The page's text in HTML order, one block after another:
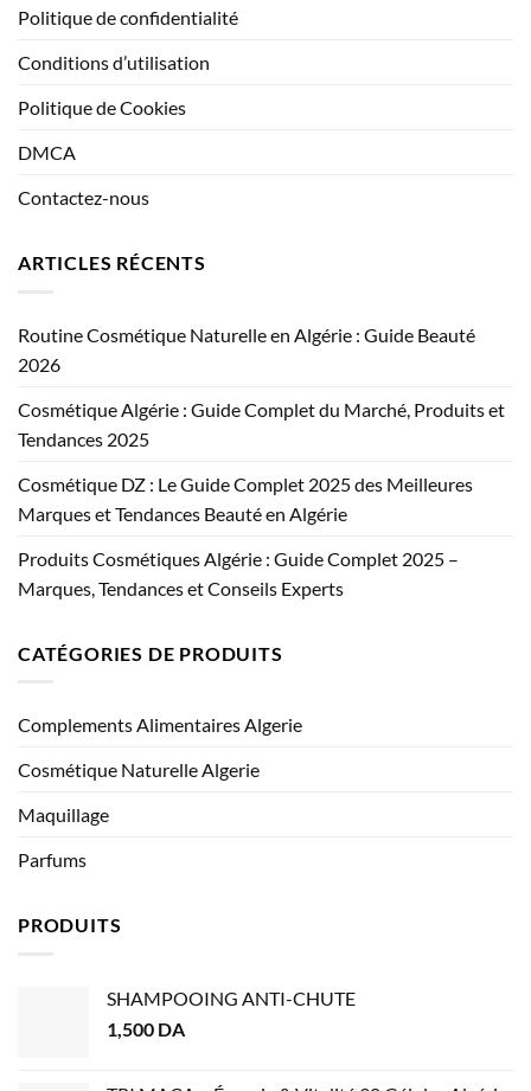
Politique de confidentialité
Conditions d’utilisation
Politique de Cookies
DMCA
Contactez-nous
ARTICLES RÉCENTS
Routine Cosmétique Naturelle en Algérie : Guide Beauté
2026
Cosmétique Algérie : Guide Complet du Marché, Produits et
Tendances 2025
Cosmétique DZ : Le Guide Complet 2025 des Meilleures
Marques et Tendances Beauté en Algérie
Produits Cosmétiques Algérie : Guide Complet 2025 –
Marques, Tendances et Conseils Experts
CATÉGORIES DE PRODUITS
Complements Alimentaires Algerie
Cosmétique Naturelle Algerie
Maquillage
Parfums
PRODUITS
SHAMPOOING ANTI-CHUTE
1,500 DA